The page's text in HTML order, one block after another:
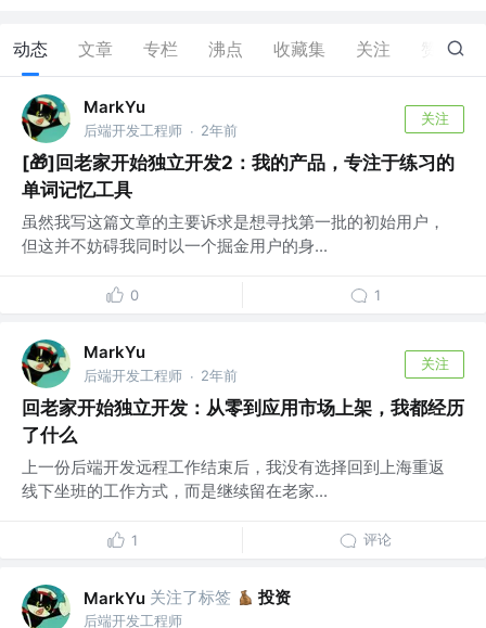
动态 文章 专栏 沸点 收藏集 关注 28
MarkYu
后端开发工程师 · 2年前
关注
[🎁]回老家开始独立开发2：我的产品，专注于练习的
单词记忆工具
虽然我写这篇文章的主要诉求是想寻找第一批的初始用户，
但这并不妨碍我同时以一个掘金用户的身...
0 1
MarkYu
后端开发工程师 · 2年前
关注
回老家开始独立开发：从零到应用市场上架，我都经历
了什么
上一份后端开发远程工作结束后，我没有选择回到上海重返
线下坐班的工作方式，而是继续留在老家...
1 评论
MarkYu 关注了标签 投资
后端开发工程师